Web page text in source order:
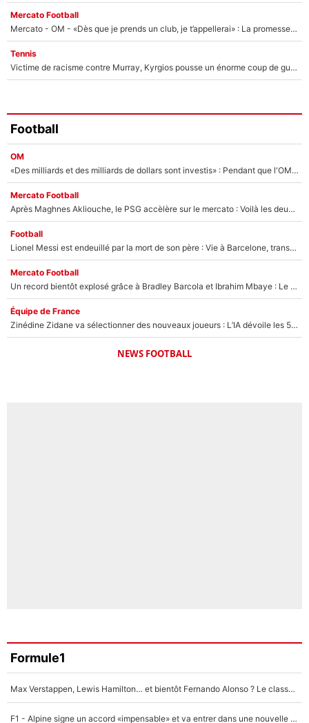
Mercato Football
Mercato - OM - «Dès que je prends un club, je t’appellerai» : La promesse de Marcelino au moment de claquer la porte
Tennis
Victime de racisme contre Murray, Kyrgios pousse un énorme coup de gueule !
Football
OM
«Des milliards et des milliards de dollars sont investis» : Pendant que l'OM est en pleine crise financière, Frank McCourt lance un nouveau projet à 260M€ !
Mercato Football
Après Maghnes Akliouche, le PSG accèlère sur le mercato : Voilà les deux nouvelles recrues qui vont signer la semaine prochaine ?
Football
Lionel Messi est endeuillé par la mort de son père : Vie à Barcelone, transfert au PSG... voilà comment Jorge Messi a joué un rôle essentiel dans sa carrière !
Mercato Football
Un record bientôt explosé grâce à Bradley Barcola et Ibrahim Mbaye : Le PSG sur le point de réaliser un mercato historique ?
Équipe de France
Zinédine Zidane va sélectionner des nouveaux joueurs : L’IA dévoile les 5 cracks qui pourraient rapidement le rejoindre en équipe de France !
NEWS FOOTBALL
Formule1
Max Verstappen, Lewis Hamilton… et bientôt Fernando Alonso ? Le classement des pilotes les mieux payés en Formule 1 risque de changer !
F1 - Alpine signe un accord «impensable» et va entrer dans une nouvelle dimension : Grande nouvelle pour Pierre Gasly !